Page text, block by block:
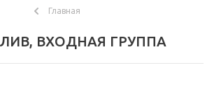
Главная
ВХОДНАЯ ГРУППА